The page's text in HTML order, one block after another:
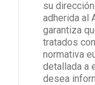
su
adherida al
garantiza
tratados
normativa
detallada a
desea